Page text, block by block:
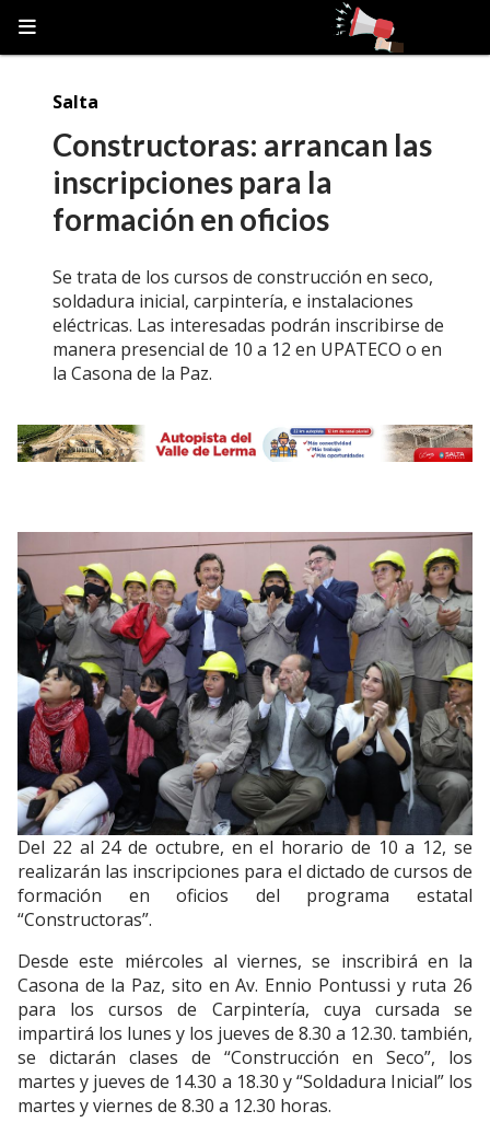
Constructoras: arrancan las
inscripciones para la
formación en oficios
Se trata de los cursos de construcción en seco,
soldadura inicial, carpintería, e instalaciones
eléctricas. Las interesadas podrán inscribirse de
manera presencial de 10 a 12 en UPATECO o en
la Casona de la Paz.
Salta
Del 22 al 24 de octubre, en el horario de 10 a 12, se
realizarán las inscripciones para el dictado de cursos de
formación en oficios del programa estatal
“Constructoras”.
Desde este miércoles al viernes, se inscribirá en la
Casona de la Paz, sito en Av. Ennio Pontussi y ruta 26
para los cursos de Carpintería, cuya cursada se
impartirá los lunes y los jueves de 8.30 a 12.30. también,
se dictarán clases de “Construcción en Seco”, los
martes y jueves de 14.30 a 18.30 y “Soldadura Inicial” los
martes y viernes de 8.30 a 12.30 horas.